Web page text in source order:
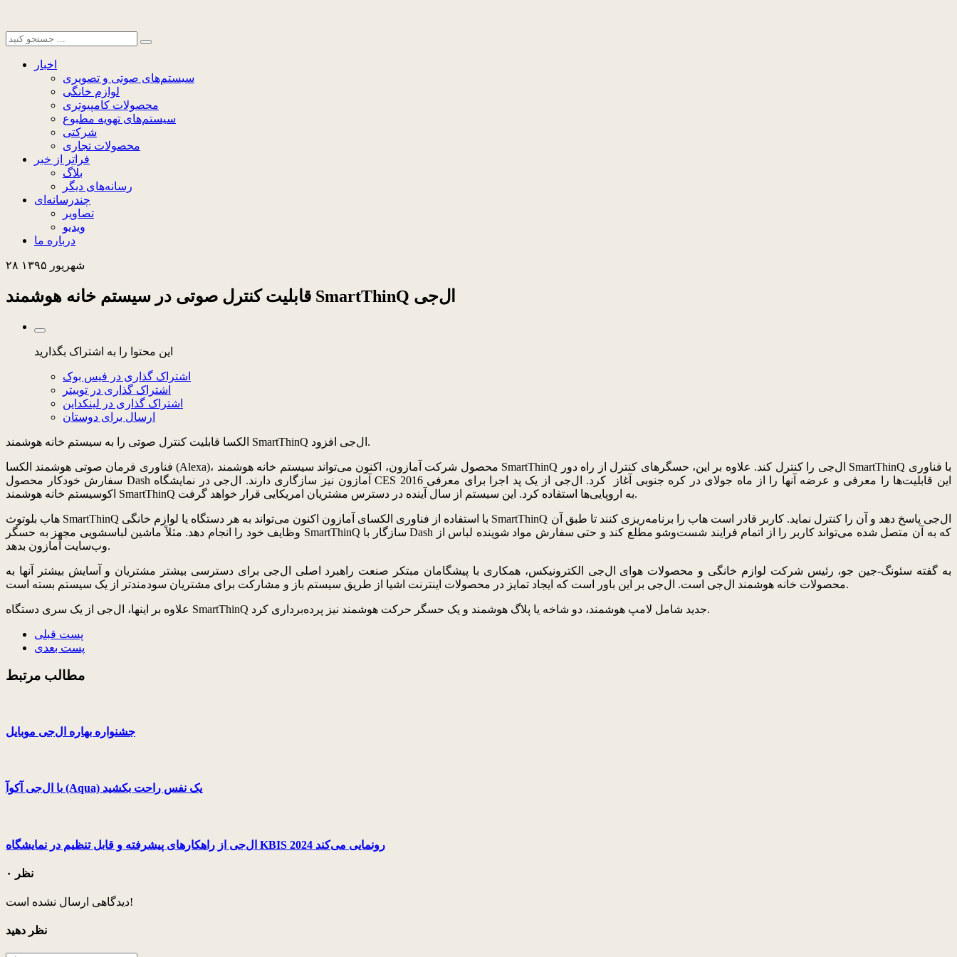
اخبار
سیستم‌های صوتی و تصویری
لوازم خانگی
محصولات کامپیوتری
سیستم‌های تهویه مطبوع
شرکتی
محصولات تجاری
فراتر از خبر
بلاگ
رسانه‌های دیگر
چندرسانه‌ای
تصاویر
ویدیو
درباره ما
۲۸ شهریور ۱۳۹۵
قابلیت کنترل صوتی در سیستم خانه هوشمند SmartThinQ ال‌جی
این محتوا را به اشتراک بگذارید
اشتراک گذاری در فیس بوک
اشتراک گذاری در توییتر
اشتراک گذاری در لینکداین
ارسال برای دوستان
الکسا قابلیت کنترل صوتی را به سیستم خانه هوشمند SmartThinQ ال‌جی افزود.
فناوری فرمان صوتی هوشمند الکسا (Alexa)، محصول شرکت آمازون، اکنون می‌تواند سیستم خانه هوشمند SmartThinQ ال‌جی را کنترل کند. علاوه بر این، حسگرهای کنترل از راه دور SmartThinQ با فناوری
سفارش خودکار محصول Dash آمازون نیز سازگاری دارند. ال‌جی در نمایشگاه CES 2016 این قابلیت‌ها را معرفی و عرضه آنها را از ماه جولای در کره جنوبی آغاز کرد. ال‌جی از یک پد اجرا برای معرفی
اکوسیستم خانه هوشمند SmartThinQ به اروپایی‌ها استفاده کرد. این سیستم از سال آینده در دسترس مشتریان امریکایی قرار خواهد گرفت.
هاب بلوتوث SmartThinQ با استفاده از فناوری الکسای آمازون اکنون می‌تواند به هر دستگاه یا لوازم خانگی SmartThinQ ال‌جی پاسخ دهد و آن را کنترل نماید. کاربر قادر است هاب را برنامه‌ریزی کنند تا طبق آن
وظایف خود را انجام دهد. مثلاً ماشین لباسشویی مجهز به حسگر SmartThinQ سازگار با Dash که به آن متصل شده می‌تواند کاربر را از اتمام فرایند شست‌وشو مطلع کند و حتی سفارش مواد شوینده لباس از
وب‌سایت آمازون بدهد.
به گفته سئونگ-جین جو، رئیس شرکت لوازم خانگی و محصولات هوای ال‌جی الکترونیکس، همکاری با پیشگامان مبتکر صنعت راهبرد اصلی ال‌جی برای دسترسی بیشتر مشتریان و آسایش بیشتر آنها به
محصولات خانه هوشمند ال‌جی است. ال‌جی بر این باور است که ایجاد تمایز در محصولات اینترنت اشیا از طریق سیستم باز و مشارکت برای مشتریان سودمندتر از یک سیستم بسته است.
علاوه بر اینها، ال‌جی از یک سری دستگاه SmartThinQ جدید شامل لامپ هوشمند، دو شاخه یا پلاگ هوشمند و یک حسگر حرکت هوشمند نیز پرده‌برداری کرد.
پست قبلی
پست بعدی
مطالب مرتبط
جشنواره بهاره ال‌جی موبایل
با ال‌جی آکوآ (Aqua) یک نفس راحت بکشید
ال‌جی از راهکارهای پیشرفته و قابل تنظیم در نمایشگاه KBIS 2024 رونمایی می‌کند
۰ نظر
دیدگاهی ارسال نشده است!
نظر دهید